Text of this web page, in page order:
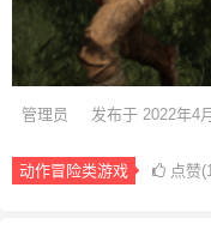
管理员 发布于 2022年4
动作冒险类游戏 点赞